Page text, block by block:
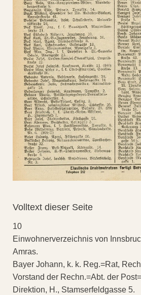
Volltext dieser Seite
10
Einwohnerverzeichnis von
Amras.
Bayer Johann, k. k. Reg.=Rat,
Vorstand der Rechn.=Abt. der
Direktion, H., Stamserfeldgasse 5.